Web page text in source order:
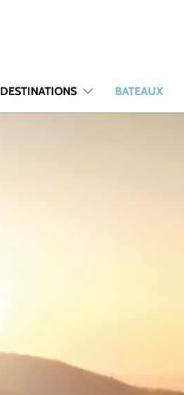
DESTINATIONS BATEAUX